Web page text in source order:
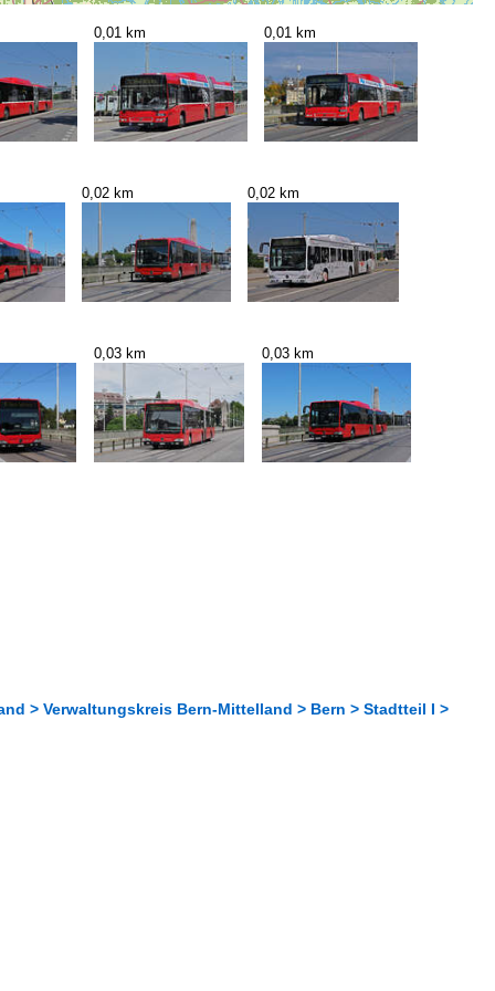
0,01 km 0,01 km
0,02 km 0,02 km
0,03 km 0,03 km
> Verwaltungskreis Bern-Mittelland > Bern > Stadtteil I >